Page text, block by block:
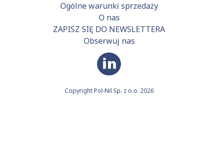
Ogólne warunki sprzedaży
O nas
ZAPISZ SIĘ DO NEWSLETTERA
Obserwuj nas
Copyright Pol-Nil Sp. z o.o. 2026